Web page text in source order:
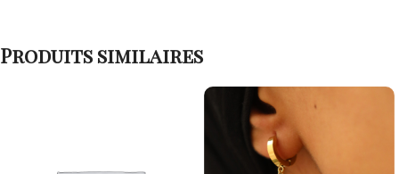
Produits similaires